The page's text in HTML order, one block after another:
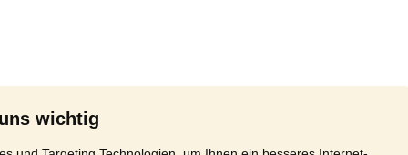
wichtig